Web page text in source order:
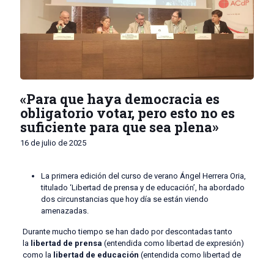
«Para que haya democracia es
obligatorio votar, pero esto no es
suficiente para que sea plena»
16 de julio de 2025
La primera edición del curso de verano Ángel Herrera Oria,
titulado ‘Libertad de prensa y de educación’, ha abordado
dos circunstancias que hoy día se están viendo
amenazadas.
Durante mucho tiempo se han dado por descontadas tanto
la libertad de prensa (entendida como libertad de expresión)
como la libertad de educación (entendida como libertad de